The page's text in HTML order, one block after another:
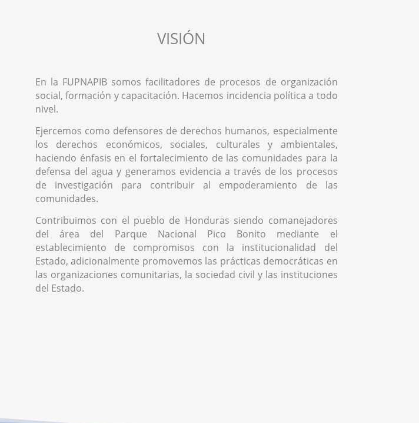
VISIÓN
En la FUPNAPIB somos facilitadores de procesos de organización
social, formación y capacitación. Hacemos incidencia política a todo
nivel.
Ejercemos como defensores de derechos humanos, especialmente
los derechos económicos, sociales, culturales y ambientales,
haciendo énfasis en el fortalecimiento de las comunidades para la
defensa del agua y generamos evidencia a través de los procesos
de investigación para contribuir al empoderamiento de las
comunidades.
Contribuimos con el pueblo de Honduras siendo comanejadores
del área del Parque Nacional Pico Bonito mediante el
establecimiento de compromisos con la institucionalidad del
Estado, adicionalmente promovemos las prácticas democráticas en
las organizaciones comunitarias, la sociedad civil y las instituciones
del Estado.